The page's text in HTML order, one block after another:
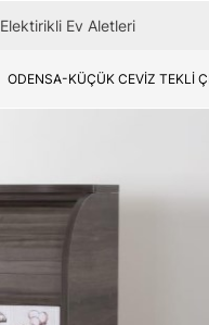
Elektirikli Ev Aletleri
ODENSA-KÜÇÜK CEVİZ TEKLİ